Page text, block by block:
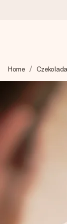
Tworzymy
4,7 (na
Nasze
Darmowy
Stwórz coś
Home